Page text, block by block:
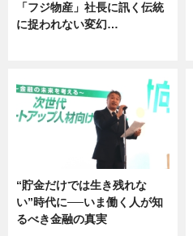
「フジ物産」社長に訊く伝統
に捉われない変幻…
“貯金だけでは生き残れな
い”時代に──いま働く人が知
るべき金融の真実